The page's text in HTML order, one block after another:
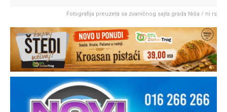
Fotografija preuzeta sa zvaničnog sajta grada Niša / ni.rs